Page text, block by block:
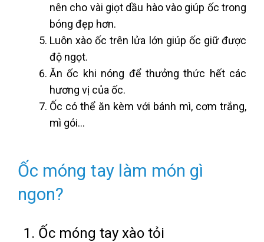
nên cho vài giọt dầu hào vào giúp ốc trong
bóng đẹp hơn.
Luôn xào ốc trên lửa lớn giúp ốc giữ được
độ ngọt.
Ăn ốc khi nóng để thưởng thức hết các
hương vị của ốc.
Ốc có thể ăn kèm với bánh mì, cơm trắng,
mì gói…
Ốc móng tay làm món gì
ngon?
1. Ốc móng tay xào tỏi